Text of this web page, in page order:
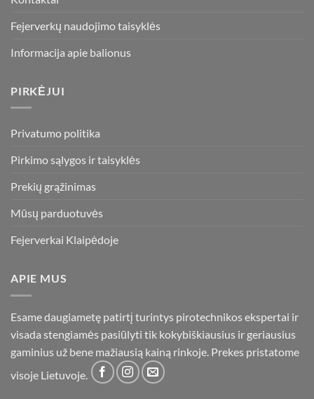
Fejerverkų naudojimo taisyklės
Informacija apie balionus
PIRKĖJUI
Privatumo politika
Pirkimo sąlygos ir taisyklės
Prekių grąžinimas
Mūsų parduotuvės
Fejerverkai Klaipėdoje
APIE MUS
Esame daugiametę patirtį turintys pirotechnikos ekspertai ir
visada stengiamės pasiūlyti tik kokybiškiausius ir geriausius
gaminius už bene mažiausią kainą rinkoje. Prekes pristatome
visoje Lietuvoje.